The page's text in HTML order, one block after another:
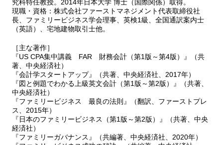
日本大学大学院総合社会情報研究科 教授。日本大学博士（国際関
係）
1978年大阪外国語大学（現・大阪大学）卒業，富士銀行（現・みず
得，2003年朝日大学経営学部教授，2006年日本大学大学院総合社
会情報研究科教授，2012年同研究科長
専攻：経営戦略，ファミリービジネス，財務会計主著：『ファミリ
ービジネス最良の法則』（翻訳）（2015，ファーストプレス），
『日本のファミリービジネス 第1章（日本は世界一のファミリー
ビジネス大国）・第7章（ファミリービジネスのガバナンス）』
（2016，中央経済社），『これからの銀行論』（2019，中央経済
社）など
連絡先：shinato.teruo@nihon-u.ac.jp
究科特任教授。2014年日本大学 博士（国際関係）取得。
現職・資格：株式会社ファーストマネジメント代表取締役社
長、ファミリービジネス学会理事、英検1級、全国通訳案内士
（英語）、宅地建物取引士他。
［主な著作］
『US CPA集中講義 FAR 財務会計（第1版～第4版）』（共
著、中央経済社）
『会計学スタートアップ』（共著、中央経済社、2017年）
『図と例題でわかる上級英文会計（第1版～第2版）』（共著、
中央経済社）
『ファミリービジネス 最良の法則』（翻訳、ファーストプレ
ス、2015年）
『日本のファミリービジネス（第1版～第2版）』（共著、中央
経済社）
『ファミリーガバナンス』（共編著、中央経済社、2020年）